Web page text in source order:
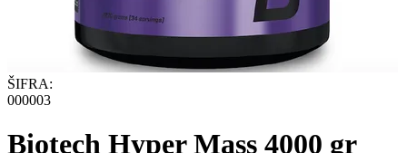
ŠIFRA:
000003
Biotech Hyper Mass 4000 gr